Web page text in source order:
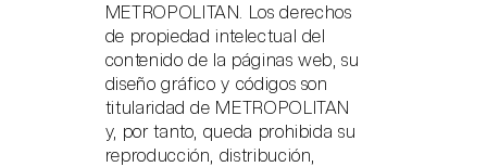
METROPOLITAN. Los derechos
de propiedad intelectual del
contenido de la páginas web, su
diseño gráfico y códigos son
titularidad de METROPOLITAN
y, por tanto, queda prohibida su
reproducción, distribución,